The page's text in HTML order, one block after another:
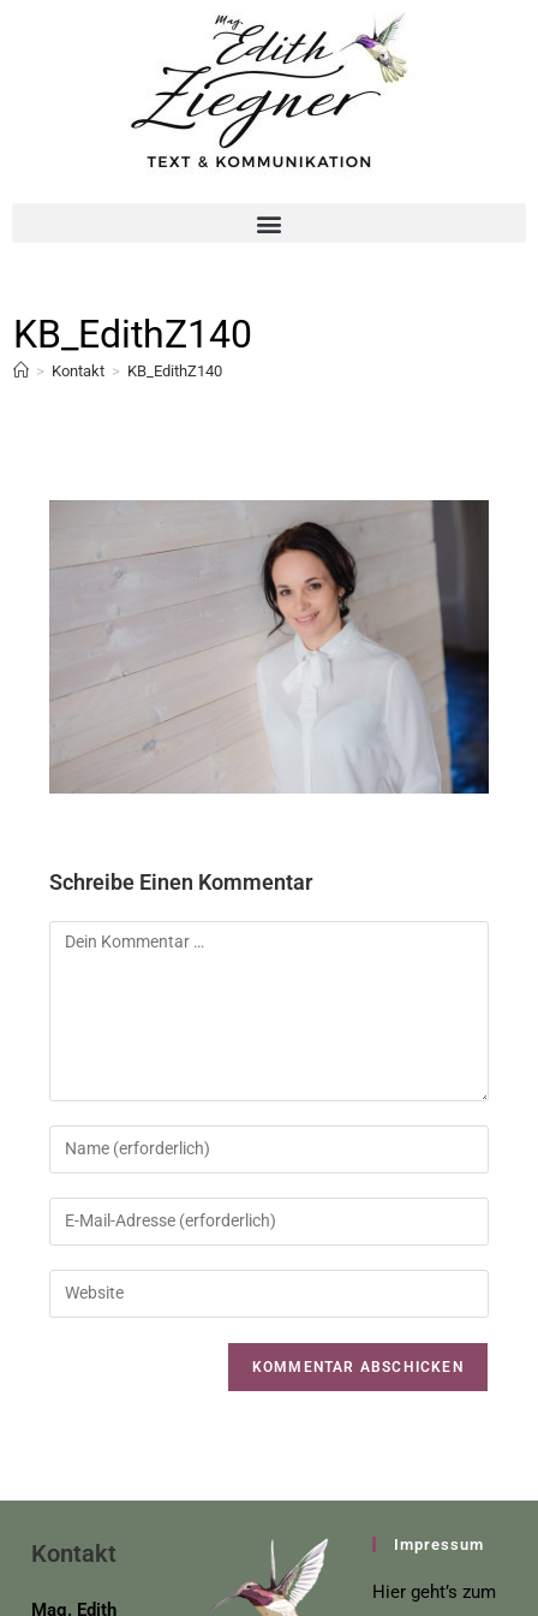
KB_EdithZ140
> Kontakt > KB_EdithZ140
Schreibe Einen Kommentar
Kontakt
Mag. Edith
Impressum
Hier geht’s zum